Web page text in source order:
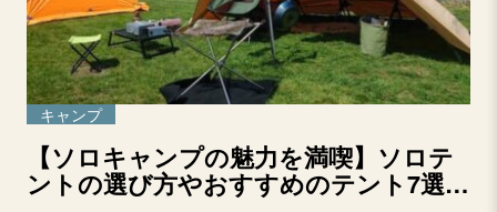
キャンプ
【ソロキャンプの魅力を満喫】ソロテ
ントの選び方やおすすめのテント7選を